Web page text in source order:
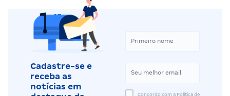
Cadastre-se e
receba as
notícias em
Concordo com a Política de